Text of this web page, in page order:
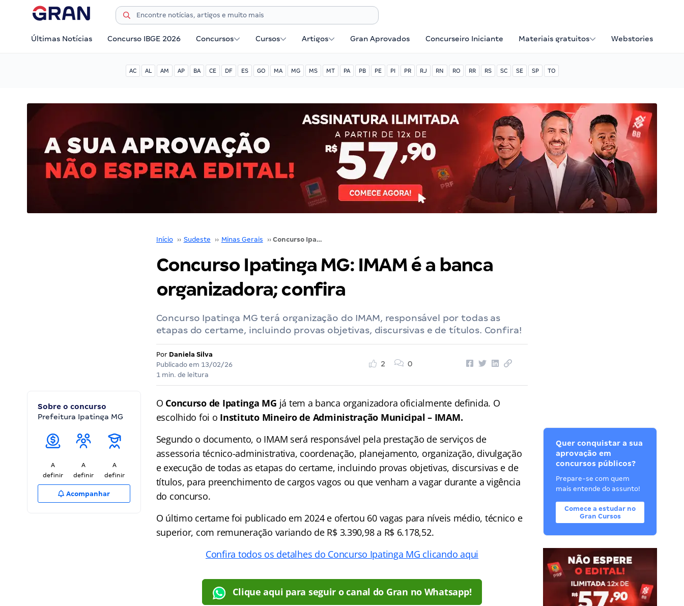
Últimas Notícias Concurso IBGE 2026 Concursos Cursos Artigos Gran Aprovados Concurseiro Iniciante Materiais gratuitos Webstories
AC AL AM AP BA CE DF ES GO MA MG MS MT PA PB PE PI PR RJ RN RO RR RS SC SE SP TO
Início ›› Sudeste ›› Minas Gerais ›› Concurso Ipatinga MG: IMAM é a banca organizadora; confira
Concurso Ipatinga MG: IMAM é a banca
organizadora; confira
Concurso Ipatinga MG terá organização do IMAM, responsável por todas as
etapas do certame, incluindo provas objetivas, discursivas e de títulos. Confira!
Por Daniela Silva
Publicado em 13/02/26
1 min. de leitura
2 0
Sobre o concurso
Prefeitura Ipatinga MG
A
definir
A
definir
A
definir
Acompanhar
O Concurso de Ipatinga MG já tem a banca organizadora oficialmente definida. O
escolhido foi o Instituto Mineiro de Administração Municipal – IMAM.
Segundo o documento, o IMAM será responsável pela prestação de serviços de
assessoria técnico-administrativa, coordenação, planejamento, organização, divulgação
e execução de todas as etapas do certame, incluindo provas objetivas, discursivas e de
títulos, para preenchimento de cargos vagos ou que venham a vagar durante a vigência
do concurso.
O último certame foi publicado em 2024 e ofertou 60 vagas para níveis médio, técnico e
superior, com remuneração variando de R$ 3.390,98 a R$ 6.178,52.
Confira todos os detalhes do Concurso Ipatinga MG clicando aqui
Clique aqui para seguir o canal do Gran no Whatsapp!
Quer conquistar a sua
aprovação em
concursos públicos?
Prepare-se com quem
mais entende do assunto!
Comece a estudar no
Gran Cursos